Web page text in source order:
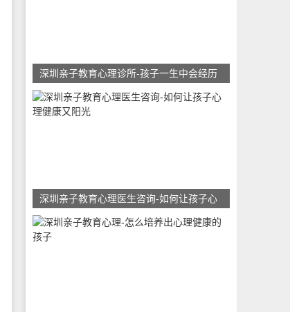
深圳亲子教育心理诊所-孩子一生中会经历
深圳亲子教育心理医生咨询-如何让孩子心